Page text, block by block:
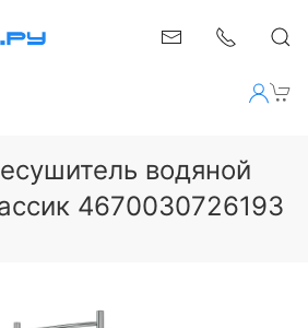
водяной
4670030726193